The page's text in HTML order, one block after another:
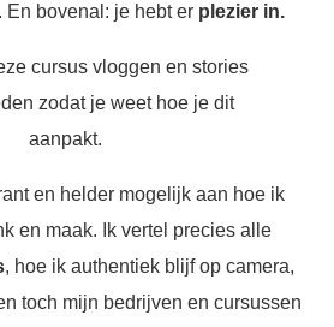
En bovenal: je hebt er plezier in.
cursus vloggen en stories
zodat je weet hoe je dit
aanpakt.
en helder mogelijk aan hoe ik
en maak. Ik vertel precies alle
, hoe ik authentiek blijf op camera,
toch mijn bedrijven en cursussen